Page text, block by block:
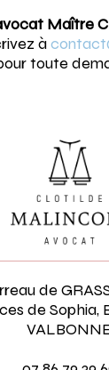
Maître
à
toute
de
de